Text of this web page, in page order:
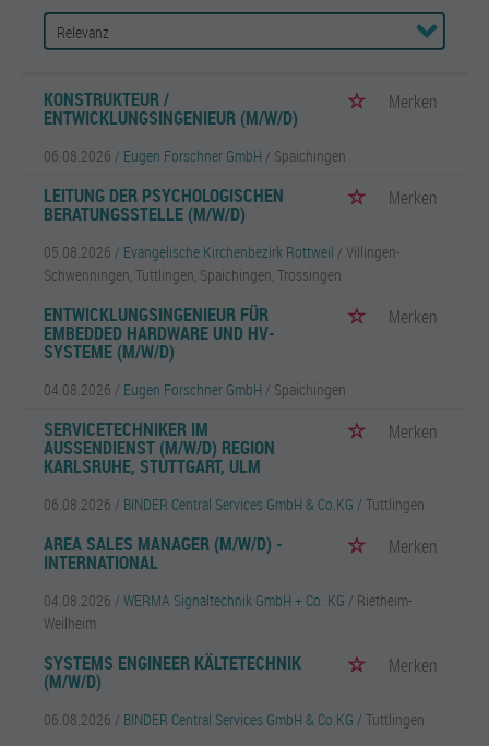
KONSTRUKTEUR /
ENTWICKLUNGSINGENIEUR (M/W/D)
Merken
06.08.2026 / Eugen Forschner GmbH / Spaichingen
LEITUNG DER PSYCHOLOGISCHEN
BERATUNGSSTELLE (M/W/D)
Merken
05.08.2026 / Evangelische Kirchenbezirk Rottweil / Villingen-
Schwenningen, Tuttlingen, Spaichingen, Trossingen
ENTWICKLUNGSINGENIEUR FÜR
EMBEDDED HARDWARE UND HV-
SYSTEME (M/W/D)
Merken
04.08.2026 / Eugen Forschner GmbH / Spaichingen
SERVICETECHNIKER IM
AUSSENDIENST (M/W/D) REGION K
ARLSRUHE, STUTTGART, ULM
Merken
06.08.2026 / BINDER Central Services GmbH & Co.KG / Tuttlingen
AREA SALES MANAGER (M/W/D) -
INTERNATIONAL
Merken
04.08.2026 / WERMA Signaltechnik GmbH + Co. KG / Rietheim-
Weilheim
SYSTEMS ENGINEER KÄLTETECHNIK
(M/W/D)
Merken
06.08.2026 / BINDER Central Services GmbH & Co.KG / Tuttlingen